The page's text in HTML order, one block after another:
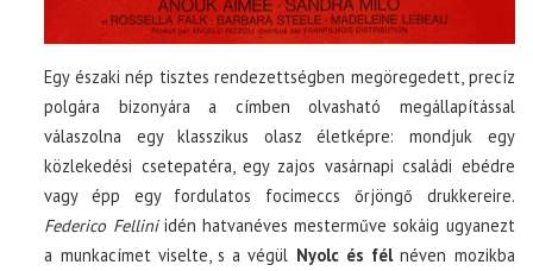
Egy északi nép tisztes rendezettségben megöregedett, precíz
polgára bizonyára a címben olvasható megállapítással
válaszolna egy klasszikus olasz életképre: mondjuk egy
közlekedési csetepatéra, egy zajos vasárnapi családi ebédre
vagy épp egy fordulatos focimeccs őrjöngő drukkereire.
Federico Felliniidén hatvanéves mesterműve sokáig ugyanezt
a munkacímet viselte, s a végül Nyolc és félnéven mozikba